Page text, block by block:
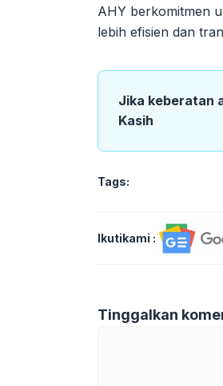
AHY berkomitmen
lebih efisien dan
Jika keberatan
Kasih
Tags:
Ikutikami :
Tinggalkan